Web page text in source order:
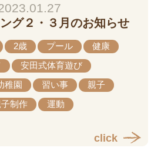
グ２・３月のお知らせ
2歳 プール
健康
安田式体育遊び
稚園
習い事
親子
制作
運動
click